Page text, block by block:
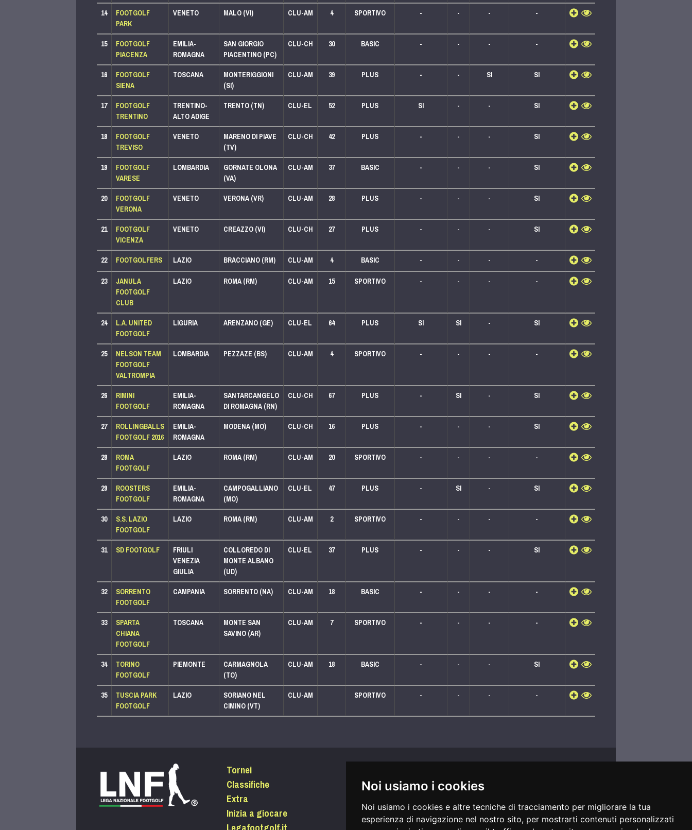
Noi usiamo i cookies
Noi usiamo i cookies e altre tecniche di tracciamento per migliorare la tua
esperienza di navigazione nel nostro sito, per mostrarti contenuti personalizzati
PACCHETTO PLUS
LEGA 500 LEGA 250 LEGA 125
14
FOOTGOLF
PARK
VENETO MALO (VI) CLU-AM 4 SPORTIVO - - - -
PACCHETTO SPORTIVO
LEGA 125
15
FOOTGOLF
PIACENZA
EMILIA-
ROMAGNA
SAN GIORGIO
PIACENTINO (PC)
CLU-CH 30 BASIC - - - -
PACCHETTO BASIC
LEGA 250 LEGA 125
16
FOOTGOLF
SIENA
TOSCANA
MONTERIGGIONI
(SI)
CLU-AM 39 PLUS - - SI SI
PACCHETTO PLUS
LEGA 500 LEGA 250 LEGA 125
17
FOOTGOLF
TRENTINO
TRENTINO-
ALTO ADIGE
TRENTO (TN) CLU-EL 52 PLUS SI - - SI
PACCHETTO PLUS
LEGA 750 LEGA 500 LEGA 250 LEGA 125
18
FOOTGOLF
TREVISO
VENETO
MARENO DI PIAVE
(TV)
CLU-CH 42 PLUS - - - SI
PACCHETTO PLUS
LEGA 500 LEGA 250 LEGA 125
19
FOOTGOLF
VARESE
LOMBARDIA
GORNATE OLONA
(VA)
CLU-AM 37 BASIC - - - SI
PACCHETTO BASIC
LEGA 250 LEGA 125
20
FOOTGOLF
VERONA
VENETO VERONA (VR) CLU-AM 28 PLUS - - - SI
PACCHETTO PLUS
LEGA 500 LEGA 250 LEGA 125
21
FOOTGOLF
VICENZA
VENETO CREAZZO (VI) CLU-CH 27 PLUS - - - SI
PACCHETTO PLUS
LEGA 500 LEGA 125
22 FOOTGOLFERS LAZIO BRACCIANO (RM) CLU-AM 4 BASIC - - - -
PACCHETTO BASIC
23
JANULA
FOOTGOLF
CLUB
LAZIO ROMA (RM) CLU-AM 15 SPORTIVO - - - -
PACCHETTO SPORTIVO
LEGA 125
24
L.A. UNITED
FOOTGOLF
LIGURIA ARENZANO (GE) CLU-EL 64 PLUS SI SI - SI
PACCHETTO PLUS
LEGA 1000 LEGA 750
25
NELSON TEAM
FOOTGOLF
VALTROMPIA
LOMBARDIA PEZZAZE (BS) CLU-AM 4 SPORTIVO - - - -
PACCHETTO SPORTIVO
LEGA 125
26
RIMINI
FOOTGOLF
EMILIA-
ROMAGNA
SANTARCANGELO
DI ROMAGNA (RN)
CLU-CH 67 PLUS - SI - SI
PACCHETTO PLUS
LEGA 1000 LEGA 500 LEGA 250 LEGA 125
27
ROLLINGBALLS
FOOTGOLF 2016
EMILIA-
ROMAGNA
MODENA (MO) CLU-CH 16 PLUS - - - SI
PACCHETTO PLUS
LEGA 500 LEGA 250 LEGA 125
28
ROMA
FOOTGOLF
LAZIO ROMA (RM) CLU-AM 20 SPORTIVO - - - -
PACCHETTO SPORTIVO
LEGA 125
29
ROOSTERS
FOOTGOLF
EMILIA-
ROMAGNA
CAMPOGALLIANO
(MO)
CLU-EL 47 PLUS - SI - SI
PACCHETTO PLUS
LEGA 1000 LEGA 500 LEGA 250 LEGA 125
30
S.S. LAZIO
FOOTGOLF
LAZIO ROMA (RM) CLU-AM 2 SPORTIVO - - - -
PACCHETTO SPORTIVO
31 SD FOOTGOLF
FRIULI
VENEZIA
GIULIA
COLLOREDO DI
MONTE ALBANO
(UD)
CLU-EL 37 PLUS - - - SI
PACCHETTO PLUS
LEGA 500 LEGA 250 LEGA 125
32
SORRENTO
FOOTGOLF
CAMPANIA SORRENTO (NA) CLU-AM 18 BASIC - - - -
PACCHETTO BASIC
33
SPARTA
CHIANA
FOOTGOLF
TOSCANA
MONTE SAN
SAVINO (AR)
CLU-AM 7 SPORTIVO - - - -
PACCHETTO SPORTIVO
LEGA 125
34
TORINO
FOOTGOLF
PIEMONTE
CARMAGNOLA
(TO)
CLU-AM 18 BASIC - - - SI
PACCHETTO BASIC
LEGA 250 LEGA 125
35
TUSCIA PARK
FOOTGOLF
LAZIO
SORIANO NEL
CIMINO (VT)
CLU-AM SPORTIVO - - - -
Tornei
Classifiche
Extra
Inizia a giocare
Password dimenticata?
Condizioni di utilizzo
Informativa sui Cookie
segreteria@legafootgolf.it